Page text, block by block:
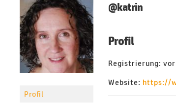
Profil
@katrin
Profil
Registrierung:
Website: https://